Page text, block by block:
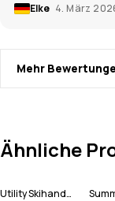
Elke 4. März
Mehr
Ähnliche
Utility Skihandschuhe